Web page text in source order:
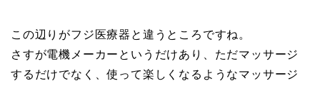
この辺りがフジ医療器と違うところですね。
さすが電機メーカーというだけあり、ただマッサージ
するだけでなく、使って楽しくなるようなマッサージ